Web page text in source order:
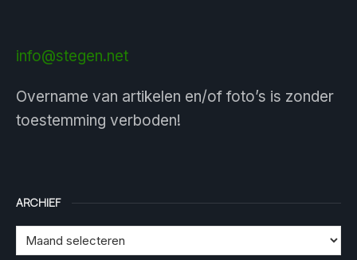
info@stegen.net
Overname van artikelen en/of foto’s is zonder
toestemming verboden!
ARCHIEF